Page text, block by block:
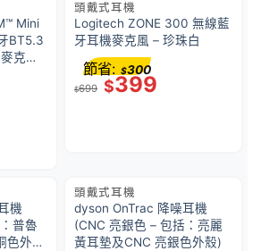
Mini
BT5.3
克風
–
頭戴式耳機
Logitech ZONE 300 無線藍
牙耳機麥克風 – 珍珠白
$699 $399
節省: $300
機
普魯
色外
頭戴式耳機
dyson OnTrac 降噪耳機
(CNC 亮銀色 – 包括：亮麗
黃耳墊及CNC 亮銀色外殼)